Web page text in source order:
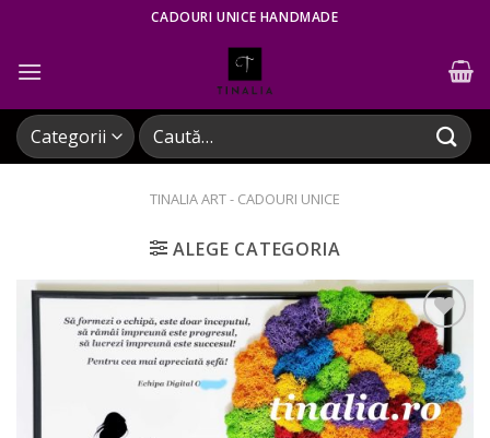
content
CADOURI UNICE HANDMADE
Caută
după:
TINALIA ART - CADOURI UNICE
ALEGE CATEGORIA
Adaugare
la
favorite